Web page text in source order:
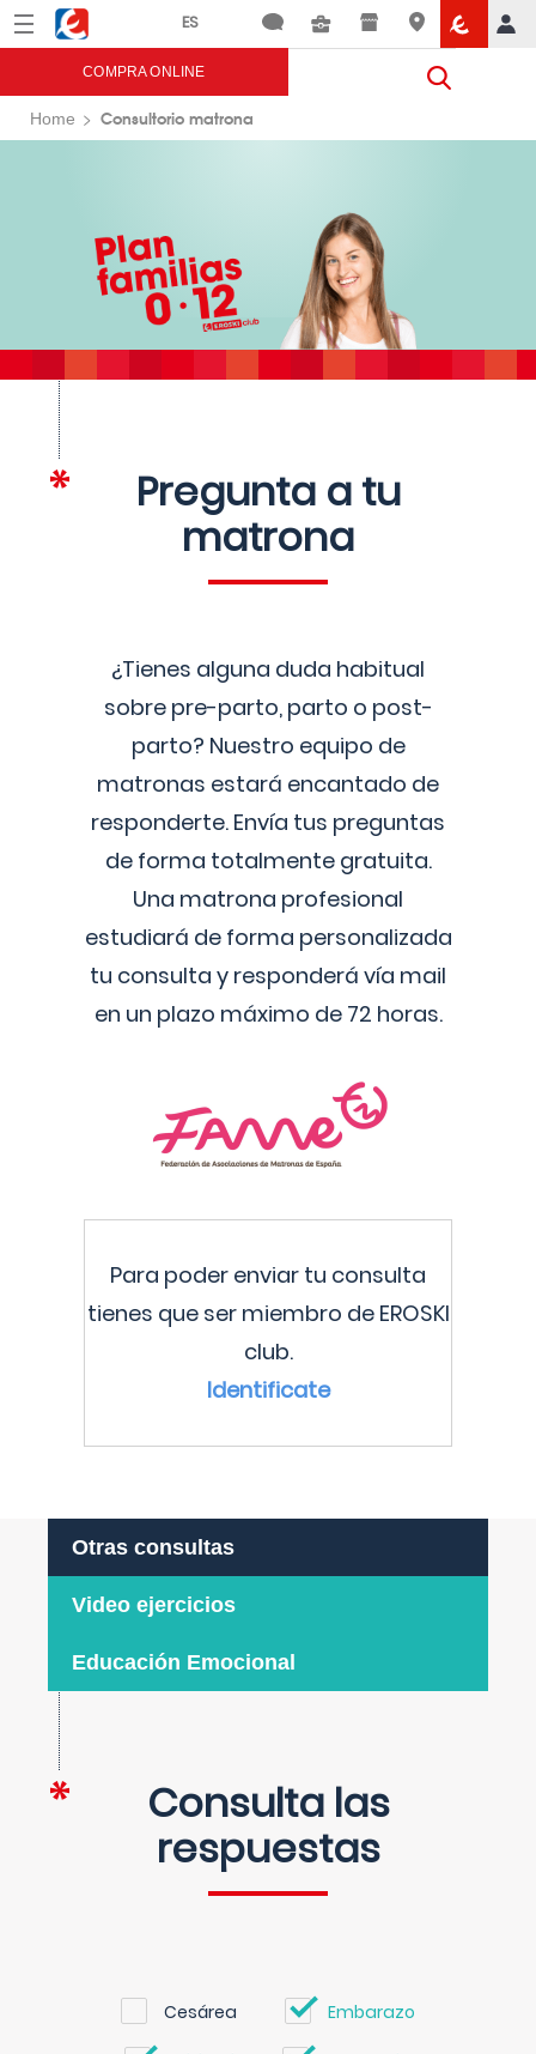
Menú Eroski
COMPRA ONLINE
Home Consultorio matrona
Pregunta a tu
matrona
¿Tienes alguna duda habitual
sobre pre-parto, parto o post-
parto? Nuestro equipo de
matronas estará encantado de
responderte. Envía tus preguntas
de forma totalmente gratuita.
Una matrona profesional
estudiará de forma personalizada
tu consulta y responderá vía mail
en un plazo máximo de 72 horas.
Para poder enviar tu consulta
tienes que ser miembro de EROSKI
club.
Identificate
Otras consultas
Video ejercicios
Educación Emocional
Consulta las
respuestas
Cesárea Embarazo